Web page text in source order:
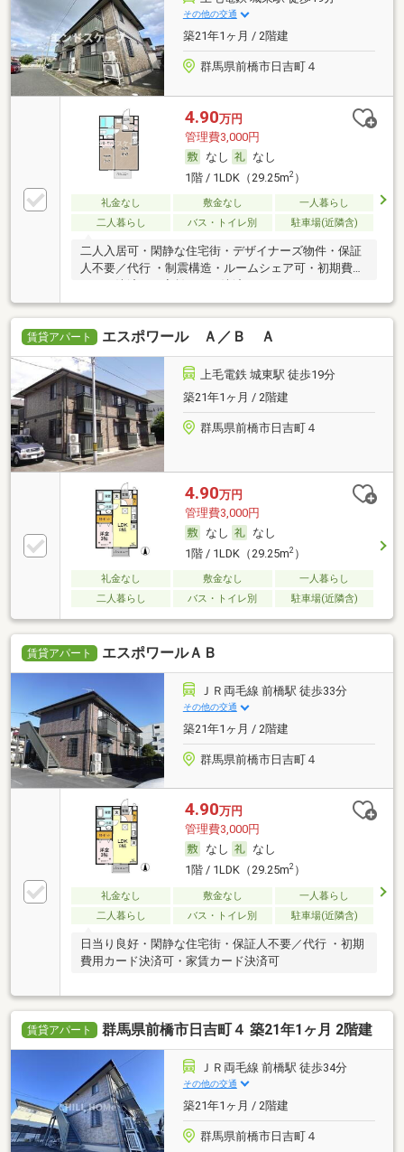
その他の交通
築21年1ヶ月 / 2階建
群馬県前橋市日吉町４
4.90万円
管理費3,000円
なし
なし
1階 / 1LDK（29.25m2）
礼金なし 敷金なし
一人暮らし
二人暮らし
バス・トイレ別 駐車場(近隣含)
二人入居可・閑静な住宅街・デザイナーズ物件・保証
人不要／代行 ・制震構造・ルームシェア可・初期費用
賃貸アパート エスポワール Ａ／Ｂ Ａ
上毛電鉄 城東駅 徒歩19分
築21年1ヶ月 / 2階建
群馬県前橋市日吉町４
4.90万円
管理費3,000円
なし
なし
1階 / 1LDK（29.25m2）
礼金なし 敷金なし
一人暮らし
二人暮らし
バス・トイレ別 駐車場(近隣含)
賃貸アパート エスポワールＡＢ
ＪＲ両毛線 前橋駅 徒歩33分
その他の交通
築21年1ヶ月 / 2階建
群馬県前橋市日吉町４
4.90万円
管理費3,000円
なし
なし
1階 / 1LDK（29.25m2）
礼金なし 敷金なし
一人暮らし
二人暮らし
バス・トイレ別 駐車場(近隣含)
日当り良好・閑静な住宅街・保証人不要／代行 ・初期
費用カード決済可・家賃カード決済可
賃貸アパート 群馬県前橋市日吉町４ 築21年1ヶ月 2階建
ＪＲ両毛線 前橋駅 徒歩34分
その他の交通
築21年1ヶ月 / 2階建
群馬県前橋市日吉町４